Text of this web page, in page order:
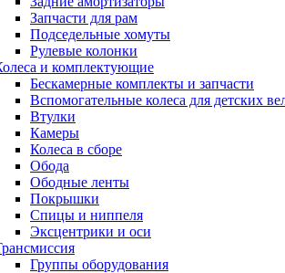
Запчасти для рам
Подседельные хомуты
Рулевые колонки
и комплектующие
Бескамерные комплекты и запчасти
Вспомогательные колеса для детских
Втулки
Камеры
Колеса в сборе
Обода
Ободные ленты
Покрышки
Спицы и ниппеля
Эксцентрики и оси
Группы оборудования